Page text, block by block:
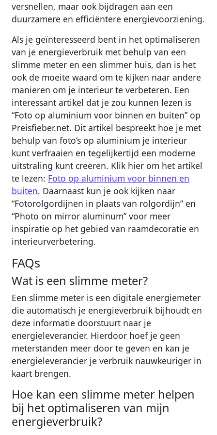
versnellen, maar ook bijdragen aan een
duurzamere en efficiëntere energievoorziening.
Als je geïnteresseerd bent in het optimaliseren
van je energieverbruik met behulp van een
slimme meter en een slimmer huis, dan is het
ook de moeite waard om te kijken naar andere
manieren om je interieur te verbeteren. Een
interessant artikel dat je zou kunnen lezen is
“Foto op aluminium voor binnen en buiten” op
Preisfieber.net. Dit artikel bespreekt hoe je met
behulp van foto’s op aluminium je interieur
kunt verfraaien en tegelijkertijd een moderne
uitstraling kunt creëren. Klik hier om het artikel
te lezen: Foto op aluminium voor binnen en
buiten . Daarnaast kun je ook kijken naar
“Fotorolgordijnen in plaats van rolgordijn” en
“Photo on mirror aluminum” voor meer
inspiratie op het gebied van raamdecoratie en
interieurverbetering.
FAQs
Wat is een slimme meter?
Een slimme meter is een digitale energiemeter
die automatisch je energieverbruik bijhoudt en
deze informatie doorstuurt naar je
energieleverancier. Hierdoor hoef je geen
meterstanden meer door te geven en kan je
energieleverancier je verbruik nauwkeuriger in
kaart brengen.
Hoe kan een slimme meter helpen
bij het optimaliseren van mijn
energieverbruik?